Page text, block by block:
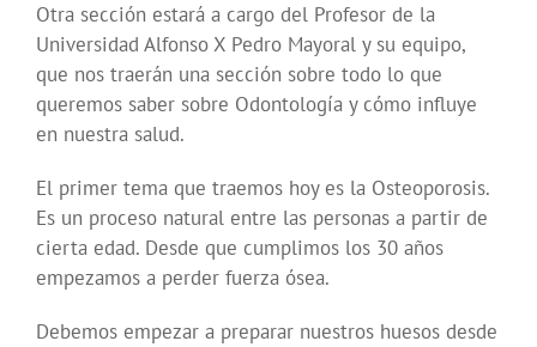
Otra sección estará a cargo del Profesor de la
Universidad Alfonso X Pedro Mayoral y su equipo,
que nos traerán una sección sobre todo lo que
queremos saber sobre Odontología y cómo influye
en nuestra salud.
El primer tema que traemos hoy es la Osteoporosis.
Es un proceso natural entre las personas a partir de
cierta edad. Desde que cumplimos los 30 años
empezamos a perder fuerza ósea.
Debemos empezar a preparar nuestros huesos desde